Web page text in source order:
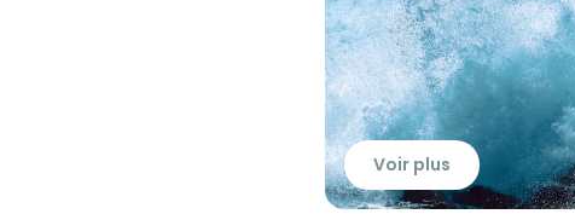
Voir plus